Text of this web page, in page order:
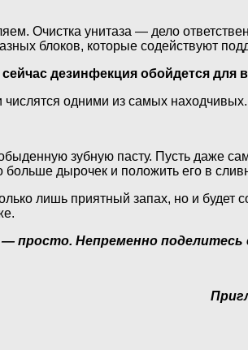
Очистка унитаза — дело
блоков, которые содействуют
дезинфекция обойдется для
одними из самых
зубную пасту. Пусть даже
больше дырочек и положить его в
лишь приятный запах, но и
— просто. Непременно